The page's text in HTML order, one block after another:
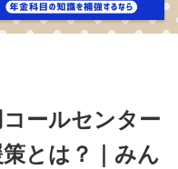
ールセンター
とは？｜みん